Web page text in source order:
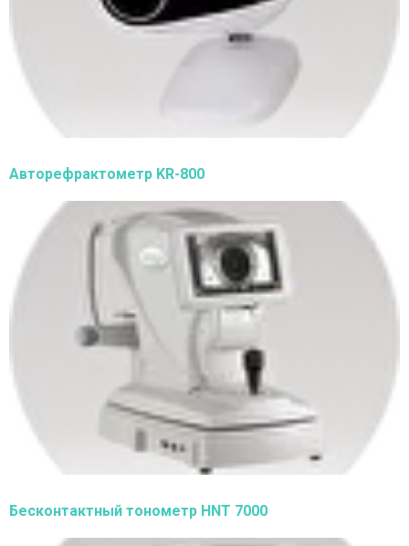
Авторефрактометр KR-800
Бесконтактный тонометр HNT 7000